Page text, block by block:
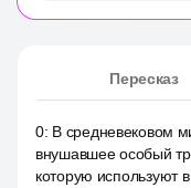
Пересказ
0: В средневековом
внушавшее особый
которую